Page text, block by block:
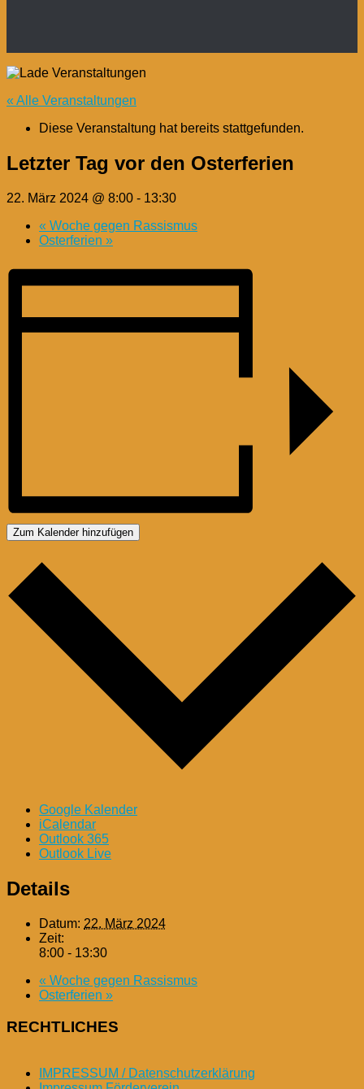
« Alle Veranstaltungen
Diese Veranstaltung hat bereits stattgefunden.
Letzter Tag vor den Osterferien
22. März 2024 @ 8:00 - 13:30
« Woche gegen Rassismus
Osterferien »
Zum Kalender hinzufügen
Google Kalender
iCalendar
Outlook 365
Outlook Live
Details
Datum: 22. März 2024
Zeit:
8:00 - 13:30
« Woche gegen Rassismus
Osterferien »
RECHTLICHES
IMPRESSUM / Datenschutzerklärung